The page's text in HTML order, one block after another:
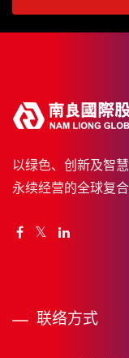
以绿色、创新及智
永续经营的全球复
联络方式